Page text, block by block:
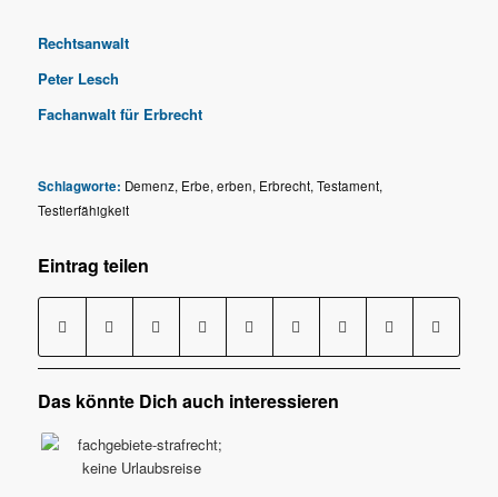
Rechtsanwalt
Peter Lesch
Fachanwalt für Erbrecht
Schlagworte: Demenz, Erbe,erben, Erbrecht,Testament,
Testierfähigkeit
Eintrag teilen
Das könnte Dich auch interessieren